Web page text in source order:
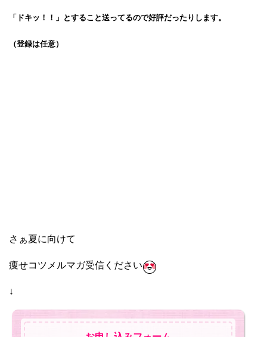
「ドキッ！！」とすること送ってるので好評だったりします。
（登録は任意）
さぁ夏に向けて
痩せコツメルマガ受信ください
↓